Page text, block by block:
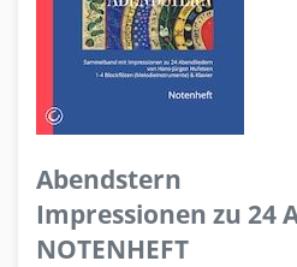
Abendstern
Impressionen zu 24
NOTENHEFT